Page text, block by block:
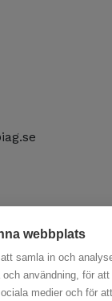
webbplats
samla in och
användning, för
medier och för